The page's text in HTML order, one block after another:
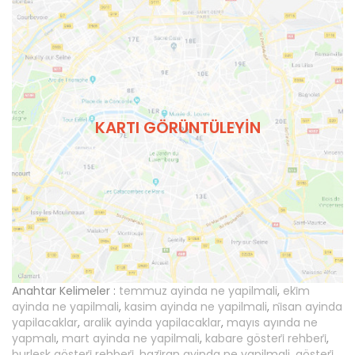
KARTI GÖRÜNTÜLEYIN
Anahtar Kelimeler : temmuz ayinda ne yapilmali, eki̇m
ayinda ne yapilmali, kasim ayinda ne yapilmali, ni̇san ayinda
yapilacaklar, aralik ayinda yapilacaklar, mayıs ayında ne
yapmalı, mart ayinda ne yapilmali, kabare gösteri̇ rehberi̇,